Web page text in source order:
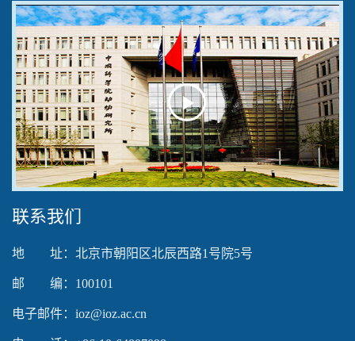
Play
Video
联系我们
地 址：北京市朝阳区北辰西路1号院5号
邮 编：100101
电子邮件：ioz@ioz.ac.cn